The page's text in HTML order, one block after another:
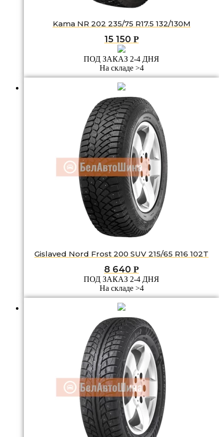
Kama NR 202 235/75 R17.5 132/130M
15 150 Р
ПОД ЗАКАЗ 2-4 ДНЯ
На складе >4
Gislaved Nord Frost 200 SUV 215/65 R16 102T
8 640 Р
ПОД ЗАКАЗ 2-4 ДНЯ
На складе >4